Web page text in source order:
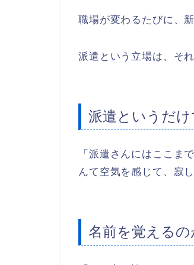
職場が変わるたびに、
派遣という立場は、そ
派遣というだ
「派遣さんにはここま
んて空気を感じて、寂
名前を覚えるの